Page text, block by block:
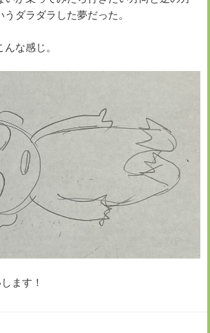
ダラダラした夢だった。
な感じ。
ます！